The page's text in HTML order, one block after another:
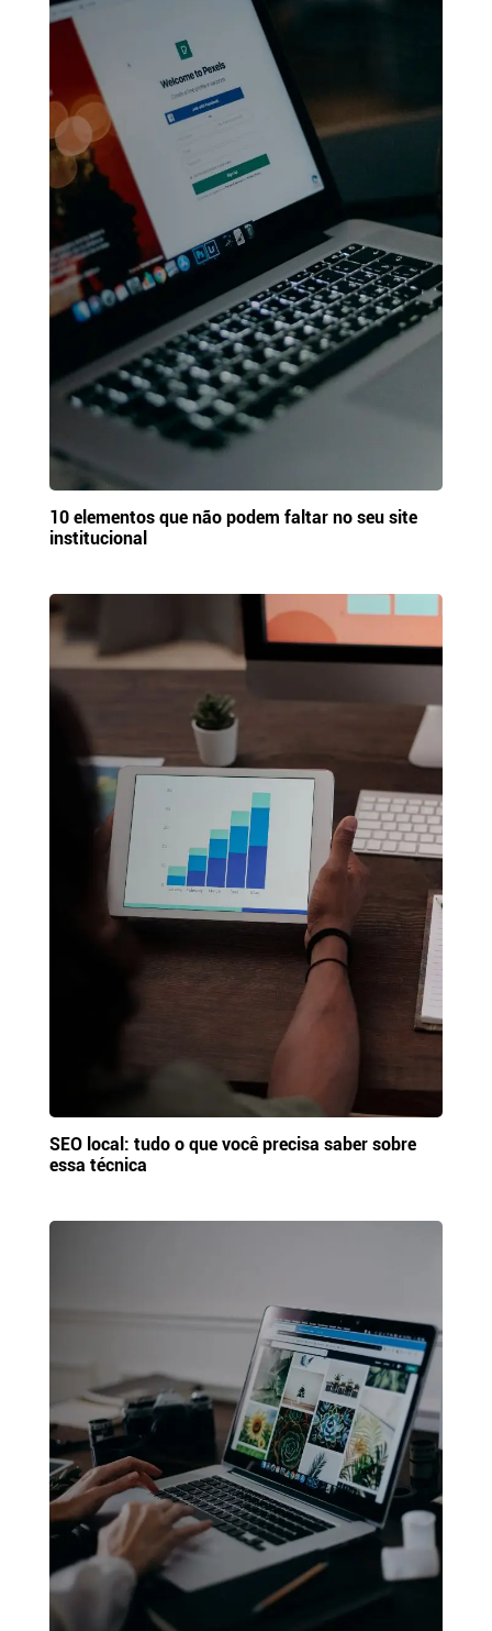
10 elementos que não podem faltar no seu site
institucional
SEO local: tudo o que você precisa saber sobre
essa técnica